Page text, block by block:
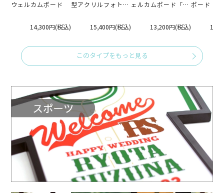
ウェルカムボード
14,300円(税込)
型アクリルフォトウ
15,400円(税込)
ェルカムボード「ク
13,200円(税込)
ボード「
このタイプをもっと見る